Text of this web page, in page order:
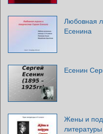
Любовная
Есенина
Есенин
Жены и